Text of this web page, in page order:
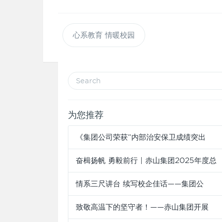
心系教育 情暖校园
为您推荐
《集团公司荣获“内部治安保卫成绩突出
奋楫扬帆 勇毅前行 | 赤山集团2025年度总
情系三尺讲台 续写校企佳话——集团公
致敬高温下的坚守者！——赤山集团开展